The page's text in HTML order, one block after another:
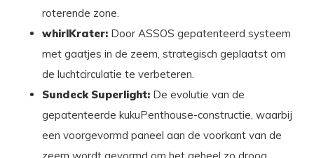
roterende zone.
whirlKrater: Door ASSOS gepatenteerd systeem
met gaatjes in de zeem, strategisch geplaatst om
de luchtcirculatie te verbeteren.
Sundeck Superlight: De evolutie van de
gepatenteerde kukuPenthouse-constructie, waarbij
een voorgevormd paneel aan de voorkant van de